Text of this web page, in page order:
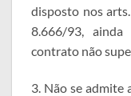
disposto nos
8.666/93,
contrato não
3. Não se admite